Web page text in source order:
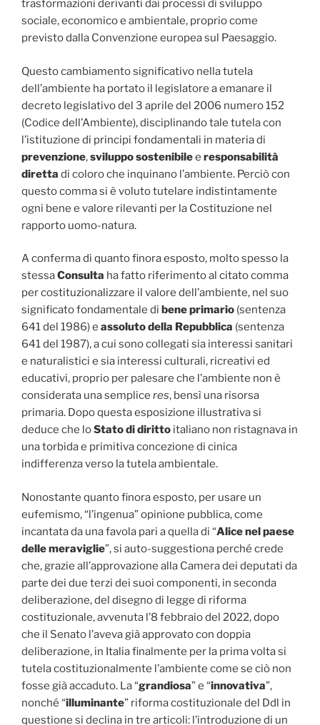
trasformazioni derivanti dai processi di sviluppo
sociale, economico e ambientale, proprio come
previsto dalla Convenzione europea sul Paesaggio.
Questo cambiamento significativo nella tutela
dell’ambiente ha portato il legislatore a emanare il
decreto legislativo del 3 aprile del 2006 numero 152
(Codice dell’Ambiente), disciplinando tale tutela con
l’istituzione di principi fondamentali in materia di
prevenzione,sviluppo sostenibilee responsabilità
diretta di coloro che inquinano l’ambiente. Perciò con
questo comma si è voluto tutelare indistintamente
ogni bene e valore rilevanti per la Costituzione nel
rapporto uomo-natura.
A conferma di quanto finora esposto, molto spesso la
stessaConsulta ha fatto riferimento al citato comma
per costituzionalizzare il valore dell’ambiente, nel suo
significato fondamentale di bene primario (sentenza
641 del 1986) e assoluto della Repubblica (sentenza
641 del 1987), a cui sono collegati sia interessi sanitari
e naturalistici e sia interessi culturali, ricreativi ed
educativi, proprio per palesare che l’ambiente non è
considerata una semplice res, bensì una risorsa
primaria. Dopo questa esposizione illustrativa si
deduce che loStato di diritto italiano non ristagnava in
una torbida e primitiva concezione di cinica
indifferenza verso la tutela ambientale.
Nonostante quanto finora esposto, per usare un
eufemismo, “l’ingenua” opinione pubblica, come
incantata da una favola pari a quella di “Alice nel paese
delle meraviglie”, si auto-suggestiona perché crede
che, grazie all’approvazione alla Camera dei deputati da
parte dei due terzi dei suoi componenti, in seconda
deliberazione, del disegno di legge di riforma
costituzionale, avvenuta l’8 febbraio del 2022, dopo
che il Senato l’aveva già approvato con doppia
deliberazione, in Italia finalmente per la prima volta si
tutela costituzionalmente l’ambiente come se ciò non
fosse già accaduto. La “grandiosa” e “innovativa”,
nonché “illuminante” riforma costituzionale del Ddl in
questione si declina in tre articoli: l’introduzione di un